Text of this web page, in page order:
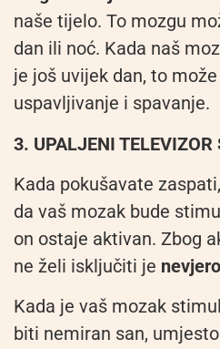
naše tijelo. To mozgu
dan ili noć. Kada naš
je još uvijek dan, to
uspavljivanje i spavanje.
3. UPALJENI
Kada pokušavate
da vaš mozak bude
on ostaje aktivan. Zbog
ne želi isključiti je
Kada je vaš mozak
biti nemiran san,